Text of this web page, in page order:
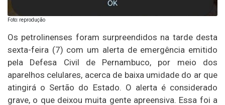
Foto: reprodução
Os petrolinenses foram surpreendidos na tarde desta
sexta-feira (7) com um alerta de emergência emitido
pela Defesa Civil de Pernambuco, por meio dos
aparelhos celulares, acerca de baixa umidade do ar que
atingirá o Sertão do Estado. O alerta é considerado
grave, o que deixou muita gente apreensiva. Essa foi a